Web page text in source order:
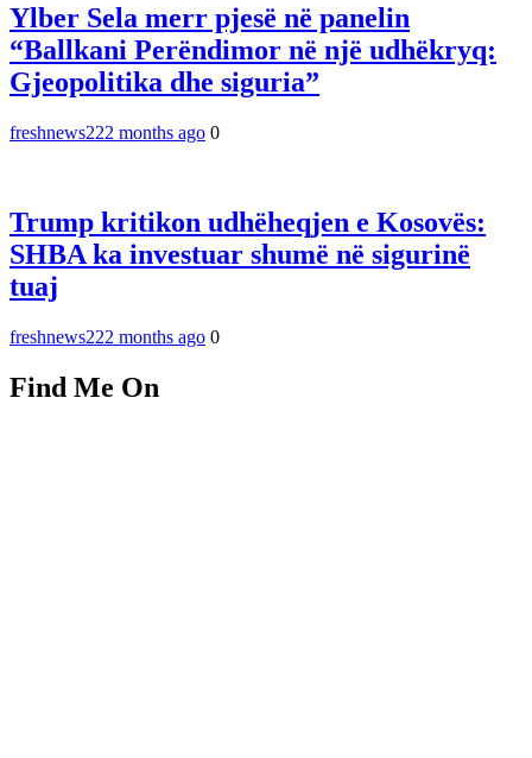
Ylber Sela merr pjesë në panelin
“Ballkani Perëndimor në një udhëkryq:
Gjeopolitika dhe siguria”
freshnews222 months ago 0
Trump kritikon udhëheqjen e Kosovës:
SHBA ka investuar shumë në sigurinë
tuaj
freshnews222 months ago 0
Find Me On